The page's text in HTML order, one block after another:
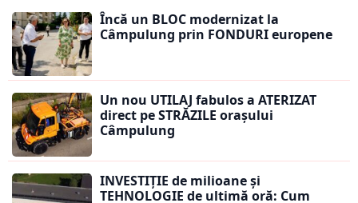
Încă un BLOC modernizat la
Câmpulung prin FONDURI europene
Un nou UTILAJ fabulos a ATERIZAT
direct pe STRĂZILE orașului
Câmpulung
INVESTIȚIE de milioane și
TEHNOLOGIE de ultimă oră: Cum